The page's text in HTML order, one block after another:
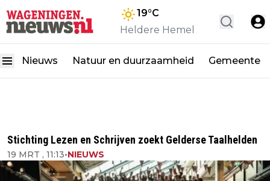
19°C
Heldere Hemel
Nieuws Natuur en duurzaamheid Gemeente
Stichting Lezen en Schrijven zoekt Gelderse Taalhelden
19 MRT , 11:13•NIEUWS